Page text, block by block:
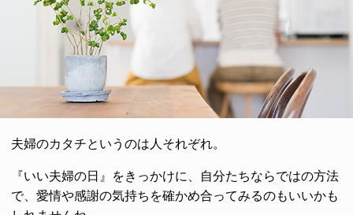
夫婦のカタチというのは人それぞれ。
『いい夫婦の日』をきっかけに、自分たちならではの方法
で、愛情や感謝の気持ちを確かめ合ってみるのもいいかも